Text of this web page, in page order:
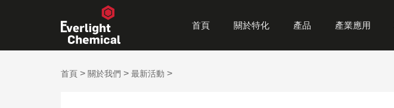
首頁 關於特化 產品
紫外線吸收劑
產業應用
塗料
首頁 > 關於我們 > 最新活動 >